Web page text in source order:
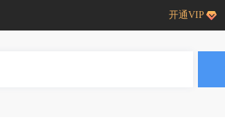
开通VIP